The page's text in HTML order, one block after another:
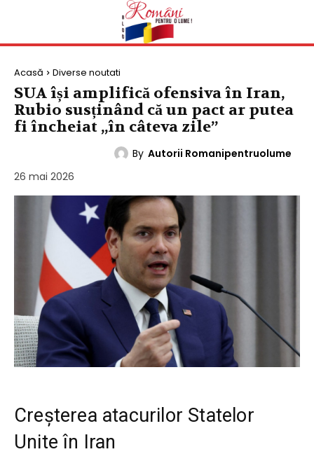
Acasă Diverse noutati
SUA își amplifică ofensiva în Iran,
Rubio susținând că un pact ar putea
fi încheiat „în câteva zile”
By Autorii Romanipentruolume
26 mai 2026
Creșterea atacurilor Statelor
Unite în Iran